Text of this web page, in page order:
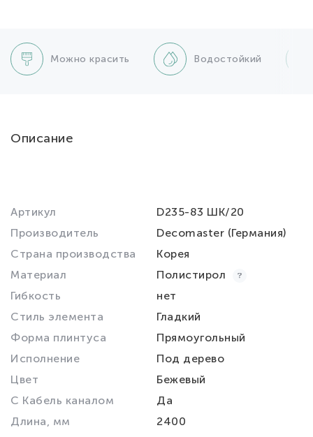
Можно красить Водостойкий
Описание
Артикул
D235-83 ШК/20
Производитель
Decomaster (Германия)
Страна производства
Корея
Материал
Полистирол
Гибкость
нет
Стиль элемента
Гладкий
Форма плинтуса
Прямоугольный
Исполнение
Под дерево
Цвет
Бежевый
С Кабель каналом
Да
Длина, мм
2400